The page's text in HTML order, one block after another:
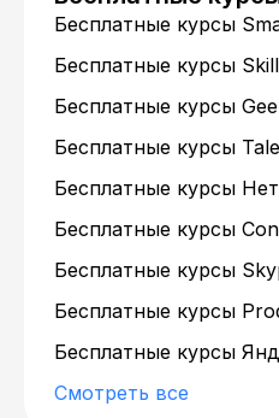
Бесплатные курсы
Бесплатные курсы
Бесплатные курсы
Бесплатные курсы
Бесплатные курсы
Бесплатные курсы
Бесплатные курсы
Бесплатные курсы
Бесплатные курсы
Смотреть все